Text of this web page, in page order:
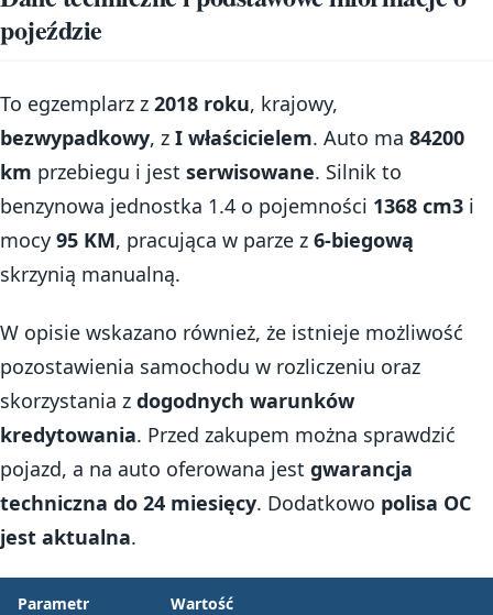
pojeździe
To egzemplarz z 2018 roku, krajowy,
bezwypadkowy, z I właścicielem. Auto ma 84200
km przebiegu i jest serwisowane. Silnik to
benzynowa jednostka 1.4 o pojemności 1368 cm3 i
mocy 95 KM, pracująca w parze z 6-biegową
skrzynią manualną.
W opisie wskazano również, że istnieje możliwość
pozostawienia samochodu w rozliczeniu oraz
skorzystania z dogodnych warunków
kredytowania. Przed zakupem można sprawdzić
pojazd, a na auto oferowana jest gwarancja
techniczna do 24 miesięcy. Dodatkowo polisa OC
jest aktualna.
Parametr Wartość